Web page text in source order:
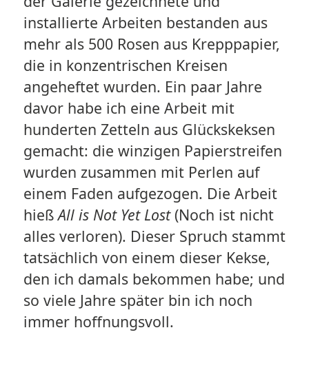
installierte Arbeiten bestanden aus
mehr als 500 Rosen aus Krepppapier,
die in konzentrischen Kreisen
angeheftet wurden. Ein paar Jahre
davor habe ich eine Arbeit mit
hunderten Zetteln aus Glückskeksen
gemacht: die winzigen Papierstreifen
wurden zusammen mit Perlen auf
einem Faden aufgezogen. Die Arbeit
hießAll is Not Yet Lost(Noch ist nicht
alles verloren). Dieser Spruch stammt
tatsächlich von einem dieser Kekse,
den ich damals bekommen habe; und
so viele Jahre später bin ich noch
immer hoffnungsvoll.